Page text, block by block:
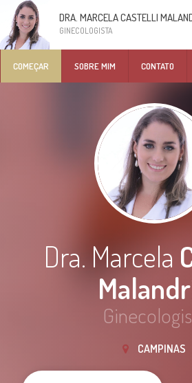
DRA. MARCELA CASTELLI
GINECOLOGISTA
COMEÇAR SOBRE MIM CONTATO
Dra. Marcela
CAMPINAS